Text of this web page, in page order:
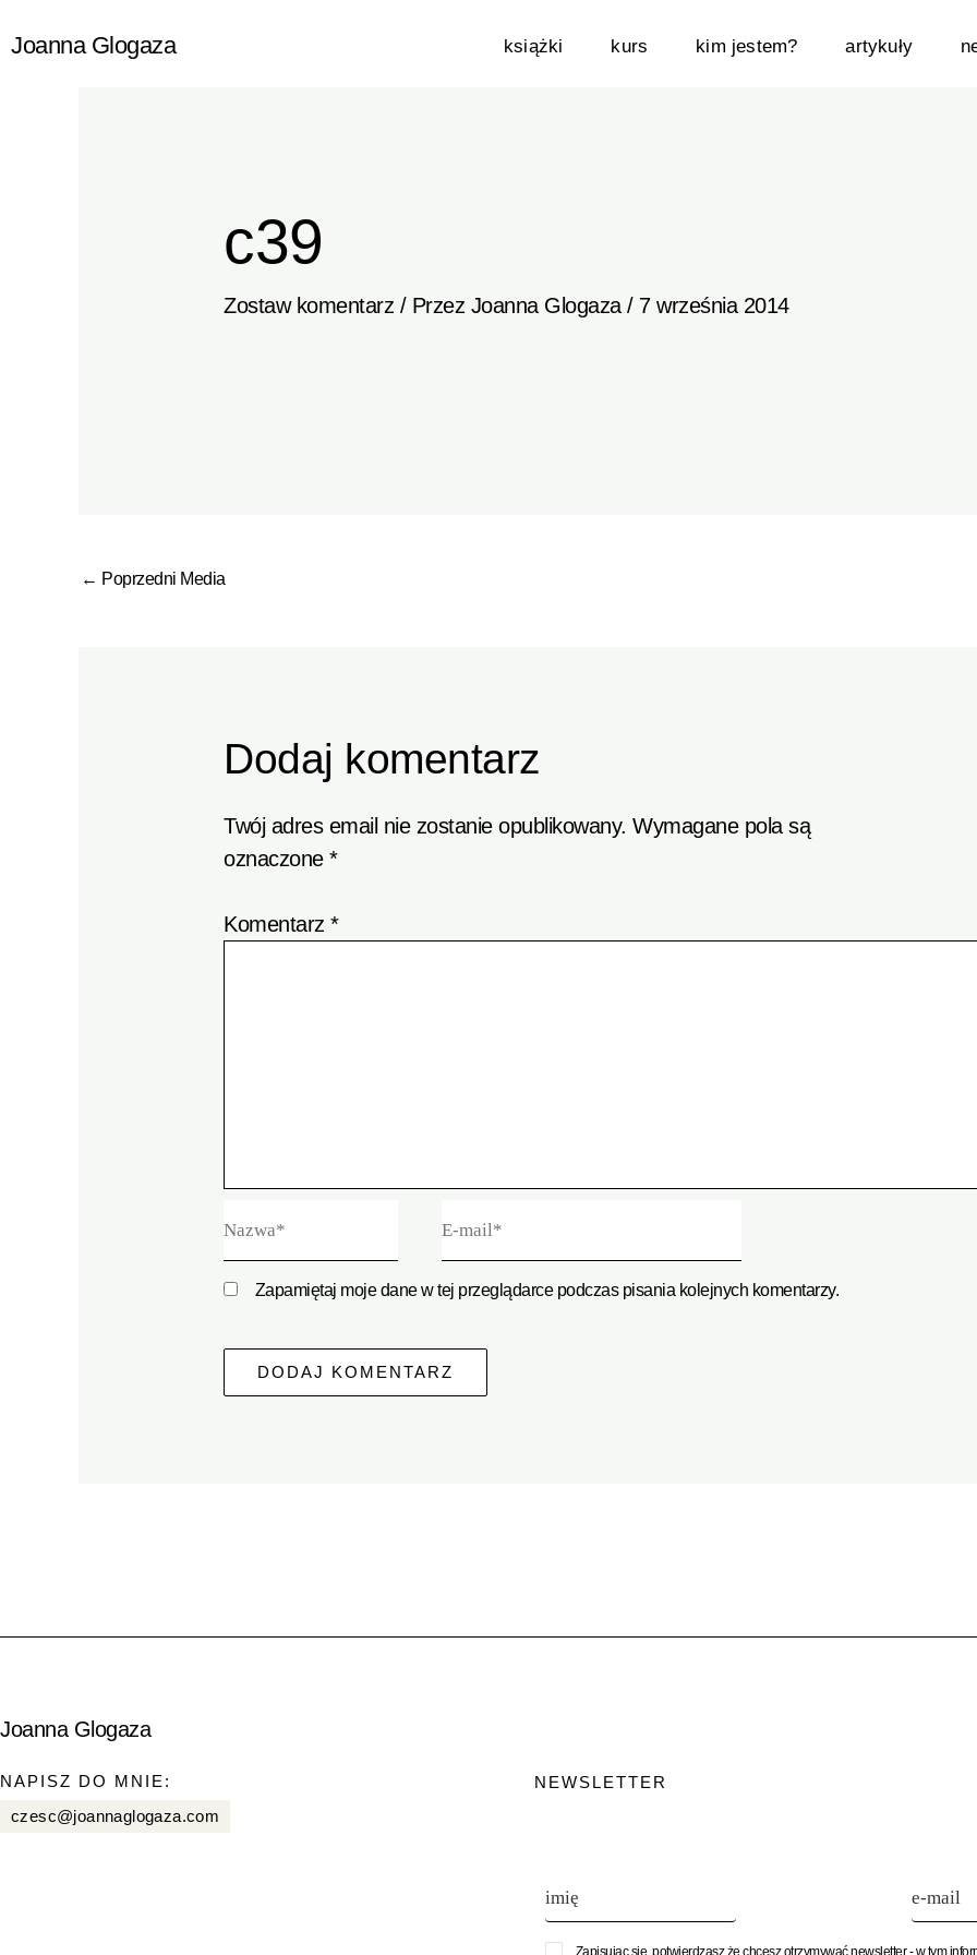
doJoanna Glogaza książki kurs kim jestem? artykuły
c39
Zostaw komentarz / Przez Joanna Glogaza/ 7 września 2014
← Poprzedni Media
Dodaj komentarz
Twój adres email nie zostanie opublikowany. Wymagane pola są
oznaczone*
Komentarz*
Zapamiętaj moje dane w tej przeglądarce podczas pisania kolejnych komentarzy.
Joanna Glogaza
NAPISZ DO MNIE:
czesc@joannaglogaza.com
NEWSLETTER
Zapisując się, potwierdzasz że chcesz otrzymywać newsletter - w tym